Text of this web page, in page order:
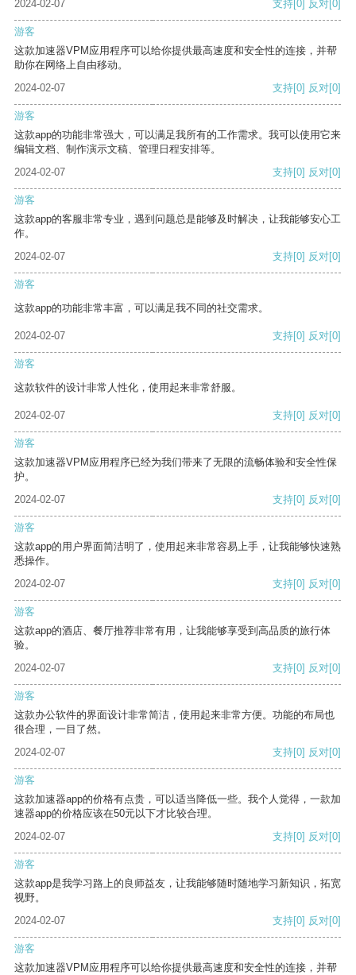
2024-02-07 支持 [0] 反对 [0]
游客
这款加速器VPM应用程序可以给你提供最高速度和安全性的连接，并帮
助你在网络上自由移动。
2024-02-07
支持[0] 反对[0]
游客
这款app的功能非常强大，可以满足我所有的工作需求。我可以使用它来
编辑文档、制作演示文稿、管理日程安排等。
2024-02-07
支持[0] 反对[0]
游客
这款app的客服非常专业，遇到问题总是能够及时解决，让我能够安心工
作。
2024-02-07
支持[0] 反对[0]
游客
这款app的功能非常丰富，可以满足我不同的社交需求。
2024-02-07 支持[0] 反对[0]
游客
这款软件的设计非常人性化，使用起来非常舒服。
2024-02-07 支持[0] 反对[0]
游客
这款加速器VPM应用程序已经为我们带来了无限的流畅体验和安全性保
护。
2024-02-07
支持[0] 反对[0]
游客
这款app的用户界面简洁明了，使用起来非常容易上手，让我能够快速熟
悉操作。
2024-02-07
支持[0] 反对[0]
游客
这款app的酒店、餐厅推荐非常有用，让我能够享受到高品质的旅行体
验。
2024-02-07
支持[0] 反对[0]
游客
这款办公软件的界面设计非常简洁，使用起来非常方便。功能的布局也
很合理，一目了然。
2024-02-07
支持[0] 反对[0]
游客
这款加速器app的价格有点贵，可以适当降低一些。我个人觉得，一款加
速器app的价格应该在50元以下才比较合理。
2024-02-07
支持[0] 反对[0]
游客
这款app是我学习路上的良师益友，让我能够随时随地学习新知识，拓宽
视野。
2024-02-07
支持[0] 反对[0]
游客
这款加速器VPM应用程序可以给你提供最高速度和安全性的连接，并帮